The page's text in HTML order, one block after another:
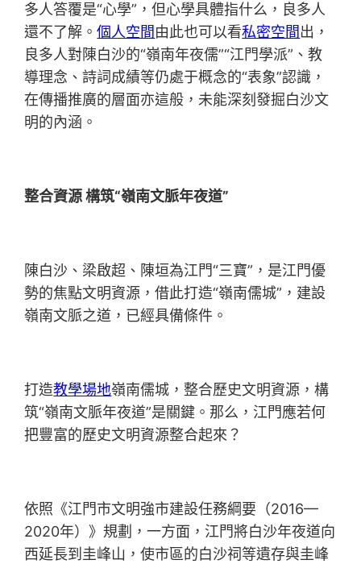
多人答覆是“心學”，但心學具體指什么，良多人
還不了解。個人空間由此也可以看私密空間出，
良多人對陳白沙的“嶺南年夜儒”“江門學派”、教
導理念、詩詞成績等仍處于概念的“表象”認識，
在傳播推廣的層面亦這般，未能深刻發掘白沙文
明的內涵。
整合資源 構筑“嶺南文脈年夜道”
陳白沙、梁啟超、陳垣為江門“三寶”，是江門優
勢的焦點文明資源，借此打造“嶺南儒城”，建設
嶺南文脈之道，已經具備條件。
打造教學場地嶺南儒城，整合歷史文明資源，構
筑“嶺南文脈年夜道”是關鍵。那么，江門應若何
把豐富的歷史文明資源整合起來？
依照《江門市文明強市建設任務綱要（2016—
2020年）》規劃，一方面，江門將白沙年夜道向
西延長到圭峰山，使市區的白沙祠等遺存與圭峰